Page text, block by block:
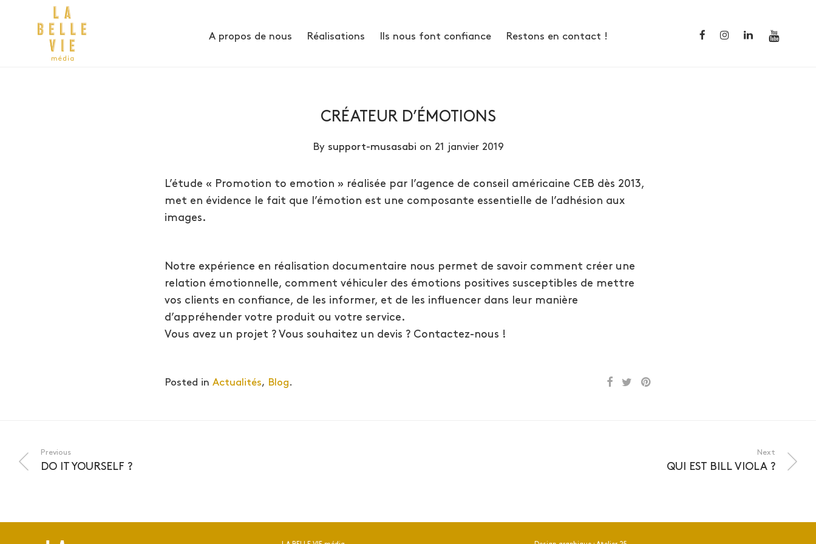
A propos de nous Réalisations Ils nous font confiance Restons en contact !
CRÉATEUR D’ÉMOTIONS
By support-musasabi on 21 janvier 2019
L’étude « Promotion to emotion » réalisée par l’agence de conseil américaine CEB dès 2013,
met en évidence le fait que l’émotion est une composante essentielle de l’adhésion aux
images.
Notre expérience en réalisation documentaire nous permet de savoir comment créer une
relation émotionnelle, comment véhiculer des émotions positives susceptibles de mettre
vos clients en confiance, de les informer, et de les influencer dans leur manière
d’appréhender votre produit ou votre service.
Vous avez un projet ? Vous souhaitez un devis ? Contactez-nous !
Posted in Actualités, Blog.
Previous
DO IT YOURSELF ?
Next
QUI EST BILL VIOLA ?